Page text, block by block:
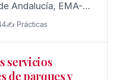
Andalucía, EMA-
hoy el Premio
De este a
participa
✍️ Prácticas
servicios
de parques y